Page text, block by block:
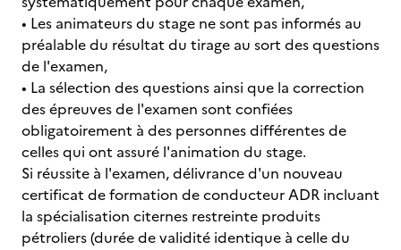
• Les animateurs du stage ne sont pas informés au
préalable du résultat du tirage au sort des questions
de l'examen,
• La sélection des questions ainsi que la correction
des épreuves de l'examen sont confiées
obligatoirement à des personnes différentes de
celles qui ont assuré l'animation du stage.
Si réussite à l'examen, délivrance d'un nouveau
certificat de formation de conducteur ADR incluant
la spécialisation citernes restreinte produits
pétroliers (durée de validité identique à celle du